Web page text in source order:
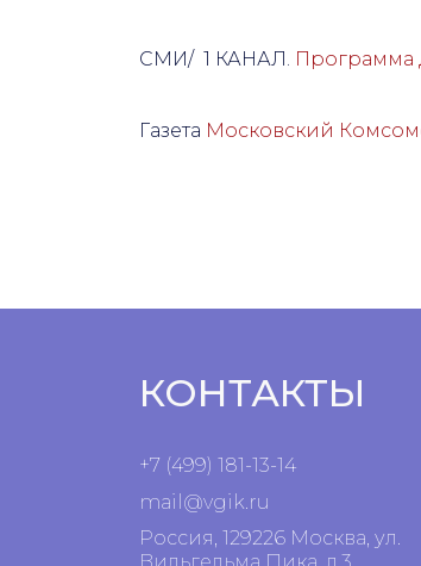
СМИ/ 1 КАНАЛ. Программа
Газета Московский
КОНТАКТЫ
+7 (499) 181-13-14
mail@vgik.ru
Россия, 129226 Москва, ул.